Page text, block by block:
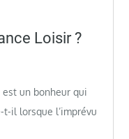
Loisir ?
un bonheur qui
t-il lorsque l’imprévu